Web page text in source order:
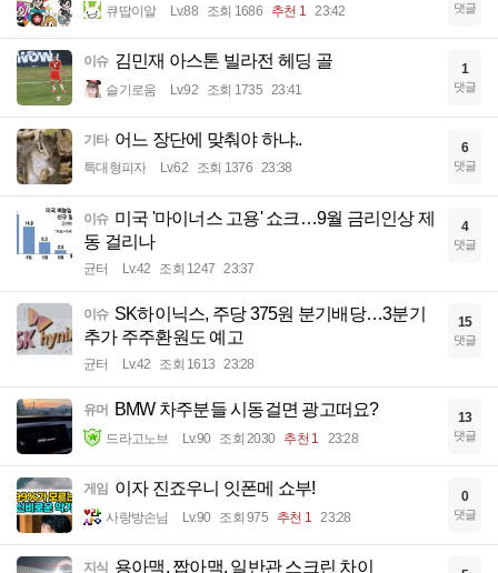
큐땁이알 Lv.88 조회 1686 추천 1 23:42 댓글
이슈 김민재 아스톤 빌라전 헤딩 골
슬기로움 Lv.92 조회 1735 23:41
1
댓글
기타 어느 장단에 맞춰야 하냐..
특대형피자 Lv.62 조회 1376 23:38
6
댓글
이슈 미국 '마이너스 고용' 쇼크…9월 금리인상 제
동 걸리나
균터 Lv.42 조회 1247 23:37
4
댓글
이슈 SK하이닉스, 주당 375원 분기배당…3분기
추가 주주환원도 예고
균터 Lv.42 조회 1613 23:28
15
댓글
유머 BMW 차주분들 시동걸면 광고떠요?
드라고노브 Lv.90 조회 2030 추천 1 23:28
13
댓글
게임 이자 진죠우니 잇폰메 쇼부!
사랑방손님 Lv.90 조회 975 추천 1 23:28
0
댓글
지식 용아맥, 짭아맥, 일반관 스크린 차이